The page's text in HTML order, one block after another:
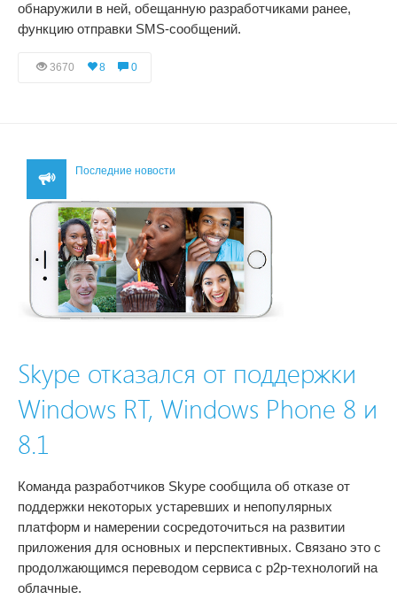
обнаружили в ней, обещанную разработчиками ранее,
функцию отправки SMS-сообщений.
3670 8 0
Последние новости
Skype отказался от поддержки
Windows RT, Windows Phone 8 и
8.1
Команда разработчиков Skype сообщила об отказе от
поддержки некоторых устаревших и непопулярных
платформ и намерении сосредоточиться на развитии
приложения для основных и перспективных. Связано это с
продолжающимся переводом сервиса с p2p-технологий на
облачные.